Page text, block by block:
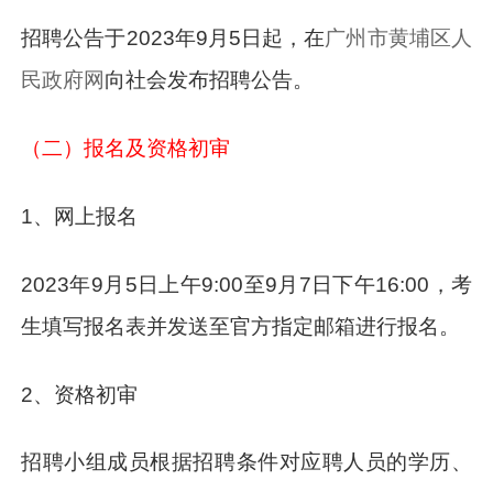
招聘公告于2023年9月5日起，在广州市黄埔区人
民政府网向社会发布招聘公告。
（二）报名及资格初审
1、网上报名
2023年9月5日上午9:00至9月7日下午16:00，考
生填写报名表并发送至官方指定邮箱进行报名。
2、资格初审
招聘小组成员根据招聘条件对应聘人员的学历、